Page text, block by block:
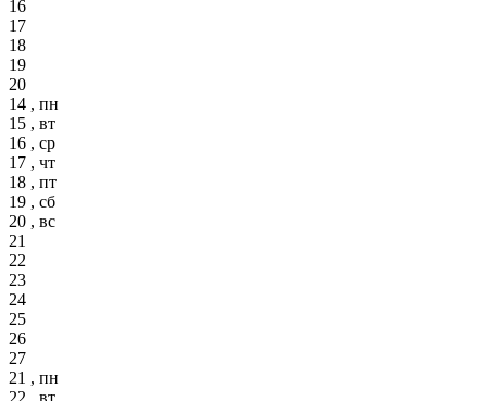
16
17
18
19
20
14 , пн
15 , вт
16 , ср
17 , чт
18 , пт
19 , сб
20 , вс
21
22
23
24
25
26
27
21 , пн
22 , вт